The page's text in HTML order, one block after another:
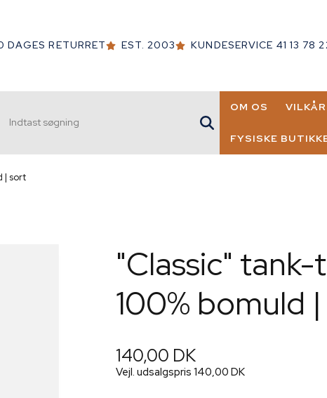
DAGES RETURRET EST. 2003 KUNDESERVICE 41 13 78
OM OS VILKÅR
FYSISKE
| sort
"Classic"
100% bomuld
140,00 DK
Vejl. udsalgspris 140,00 DK